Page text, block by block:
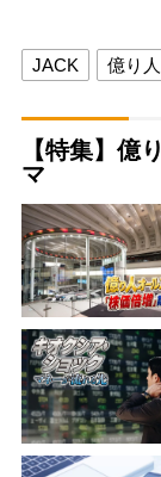
JACK 億り人
【特集】億
マ